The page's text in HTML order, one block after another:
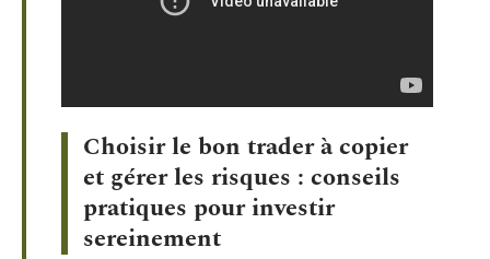
Choisir le bon trader à copier
et gérer les risques : conseils
pratiques pour investir
sereinement